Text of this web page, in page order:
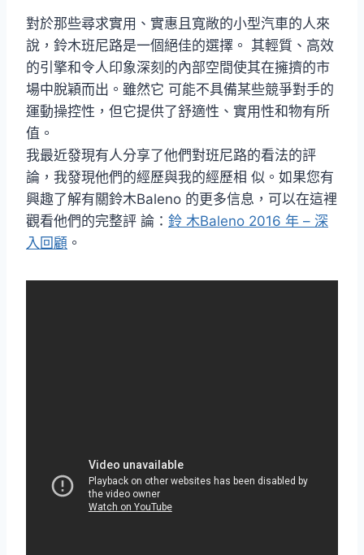
對於那些尋求實用、實惠且寬敞的小型汽車的人來
說，鈴木班尼路是一個絕佳的選擇。 其輕質、高效
的引擎和令人印象深刻的內部空間使其在擁擠的市
場中脫穎而出。雖然它 可能不具備某些競爭對手的
運動操控性，但它提供了舒適性、實用性和物有所
值。
我最近發現有人分享了他們對班尼路的看法的評
論，我發現他們的經歷與我的經歷相 似。如果您有
興趣了解有關鈴木Baleno 的更多信息，可以在這裡
觀看他們的完整評 論： 鈴 木Baleno 2016 年 – 深
入回顧 。